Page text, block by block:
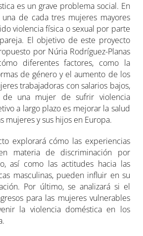
es un grave problema social. En
de cada tres mujeres mayores
violencia física o sexual por parte
El objetivo de este proyecto
por Núria Rodríguez-Planas
diferentes factores, como la
de género y el aumento de los
trabajadoras con salarios bajos,
de una mujer de sufrir violencia
a largo plazo es mejorar la salud
mujeres y sus hijos en Europa.
explorará cómo las experiencias
materia de discriminación por
así como las actitudes hacia las
masculinas, pueden influir en su
Por último, se analizará si el
para las mujeres vulnerables
la violencia doméstica en los